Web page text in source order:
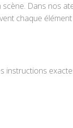
Dans nos
chaque
instructions